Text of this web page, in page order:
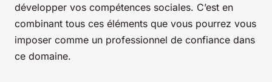
développer vos compétences sociales. C’est en
combinant tous ces éléments que vous pourrez vous
imposer comme un professionnel de confiance dans
ce domaine.